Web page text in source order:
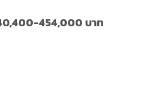
454,000 บาท